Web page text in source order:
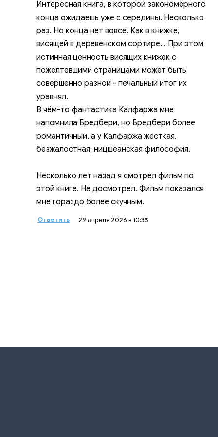
Интересная книга, в которой закономерного
конца ожидаешь уже с середины. Несколько
раз. Но конца нет вовсе. Как в книжке,
висящей в деревенском сортире... При этом
истинная ценность висящих книжек с
пожелтевшими страницами может быть
совершенно разной - печальный итог их
уравнял.
В чём-то фантастика Калфаржа мне
напомнила Бредбери, но Бредбери более
романтичный, а у Калфаржа жёсткая,
безжалостная, ницшеанская философия.
Несколько лет назад я смотрел фильм по
этой книге. Не досмотрел. Фильм показался
мне гораздо более скучным.
Ответить 29 апреля 2026 в 10:35